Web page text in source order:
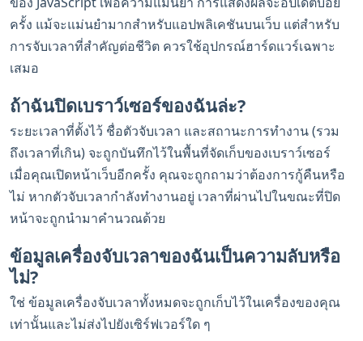
ครั้ง แม้จะแม่นยำมากสำหรับแอปพลิเคชันบนเว็บ แต่สำหรับ
การจับเวลาที่สำคัญต่อชีวิต ควรใช้อุปกรณ์ฮาร์ดแวร์เฉพาะ
เสมอ
ถ้าฉันปิดเบราว์เซอร์ของฉันล่ะ?
ระยะเวลาที่ตั้งไว้ ชื่อตัวจับเวลา และสถานะการทำงาน (รวม
ถึงเวลาที่เกิน) จะถูกบันทึกไว้ในพื้นที่จัดเก็บของเบราว์เซอร์
เมื่อคุณเปิดหน้าเว็บอีกครั้ง คุณจะถูกถามว่าต้องการกู้คืนหรือ
ไม่ หากตัวจับเวลากำลังทำงานอยู่ เวลาที่ผ่านไปในขณะที่ปิด
หน้าจะถูกนำมาคำนวณด้วย
ข้อมูลเครื่องจับเวลาของฉันเป็นความลับหรือ
ไม่?
ใช่ ข้อมูลเครื่องจับเวลาทั้งหมดจะถูกเก็บไว้ในเครื่องของคุณ
เท่านั้นและไม่ส่งไปยังเซิร์ฟเวอร์ใด ๆ